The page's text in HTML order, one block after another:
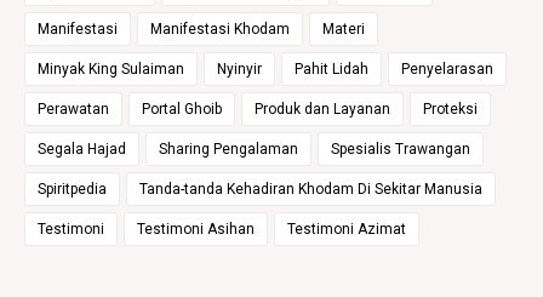
Manifestasi Manifestasi Khodam Materi
Minyak King Sulaiman Nyinyir Pahit Lidah Penyelarasan
Perawatan Portal Ghoib Produk dan Layanan Proteksi
Segala Hajad Sharing Pengalaman Spesialis Trawangan
Spiritpedia Tanda-tanda Kehadiran Khodam Di Sekitar Manusia
Testimoni Testimoni Asihan Testimoni Azimat